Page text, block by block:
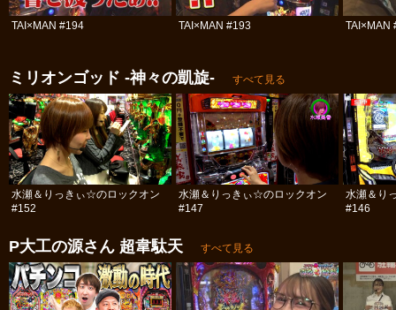
TAI×MAN #194 TAI×MAN #193 TAI×MAN
ミリオンゴッド -神々の凱旋- すべて見る
水瀬＆りっきぃ☆のロックオン
#152
水瀬＆りっきぃ☆のロックオン
#147
水瀬＆り
#146
P大工の源さん 超韋駄天 すべて見る